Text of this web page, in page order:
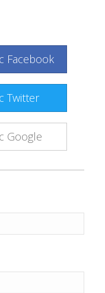
Facebook
Twitter
Google